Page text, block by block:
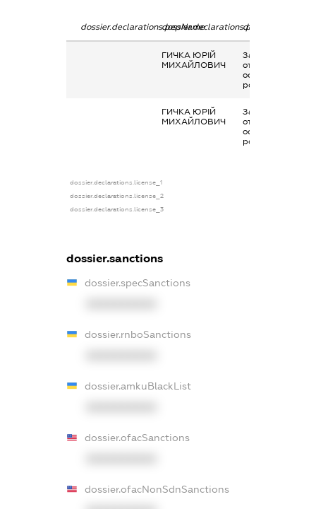
dossier.declarations.pepNamedossier.declarations.personName
ГИЧКА ЮРІЙ
МИХАЙЛОВИЧ
Заробітна плата
отримана за
основним місцем
роботи
ГИЧКА ЮРІЙ
МИХАЙЛОВИЧ
Заробітна плата
отримана за
основним місцем
роботи
dossier.declarations.license_1
dossier.declarations.license_2
dossier.declarations.license_3
dossier.sanctions
dossier.specSanctions
dossier.rnboSanctions
dossier.amkuBlackList
dossier.ofacSanctions
dossier.ofacNonSdnSanctions